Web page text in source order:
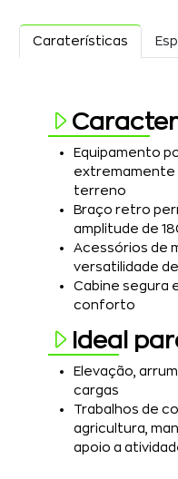
Caraterísticas
Equipamento
extremamente
terreno
Braço retro
amplitude de
Acessórios de
versatilidade
Cabine segura
conforto
Ideal
Elevação,
cargas
Trabalhos de
agricultura,
apoio a